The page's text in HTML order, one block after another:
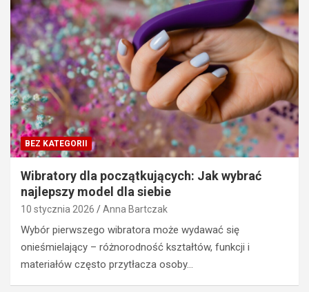
BEZ KATEGORII
Wibratory dla początkujących: Jak wybrać
najlepszy model dla siebie
10 stycznia 2026 Anna Bartczak
Wybór pierwszego wibratora może wydawać się
onieśmielający – różnorodność kształtów, funkcji i
materiałów często przytłacza osoby…